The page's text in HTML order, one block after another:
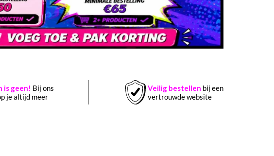
is geen! Bij ons
je altijd meer
Veilig bestellen bij een
vertrouwde website